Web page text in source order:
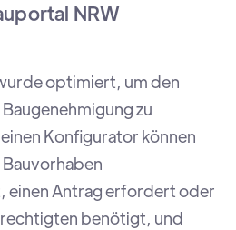
NRW
optimiert, um den
zu
Konfigurator können
einen Antrag erfordert oder
benötigt, und